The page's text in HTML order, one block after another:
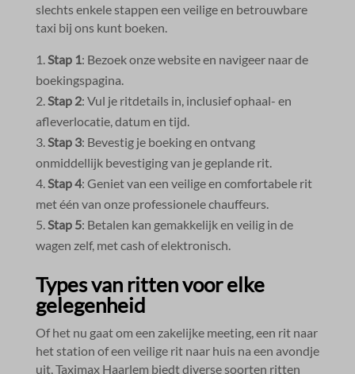
slechts enkele stappen een veilige en betrouwbare
taxi bij ons kunt boeken.​
Stap 1: Bezoek onze website en navigeer naar de
boekingspagina.​
Stap 2: Vul je ritdetails in, inclusief ophaal- en
afleverlocatie, datum en tijd.​
Stap 3: Bevestig je boeking en ontvang
onmiddellijk bevestiging van je geplande rit.​
Stap 4: Geniet van een veilige en comfortabele rit
met één van onze professionele chauffeurs.​
Stap 5: Betalen kan gemakkelijk en veilig in de
wagen zelf, met cash of elektronisch.​
Types van ritten voor elke
gelegenheid
Of het nu gaat om een zakelijke meeting, een rit naar
het station of een veilige rit naar huis na een avondje
uit, Taximax Haarlem biedt diverse soorten ritten